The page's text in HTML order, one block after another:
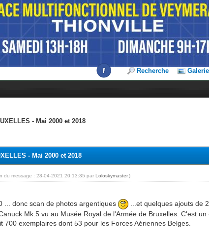
Recherche Galerie
- Mai 2000 et 2018
- Mai 2000 et 2018
du message : 28-04-2021 20:13:35 parLoloskymaster.)
... donc scan de photos argentiques
...et quelques ajouts de
Mk.5 vu au Musée Royal de l'Armée de Bruxelles. C'est
700 exemplaires dont 53 pour les Forces Aériennes Belges.